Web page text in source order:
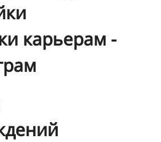
карьерам -